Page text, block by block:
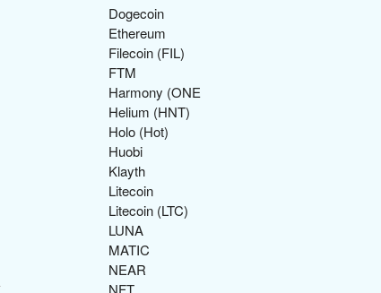
Dogecoin
Ethereum
Filecoin (FIL)
FTM
Harmony (ONE
Helium (HNT)
Holo (Hot)
Huobi
Klayth
Litecoin
Litecoin (LTC)
LUNA
MATIC
NEAR
NFT